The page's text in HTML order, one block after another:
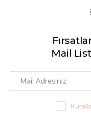
Mail